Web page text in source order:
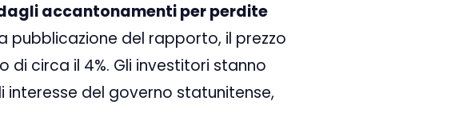
accantonamenti per perdite
pubblicazione del rapporto, il prezzo
di circa il 4%. Gli investitori stanno
del governo statunitense,